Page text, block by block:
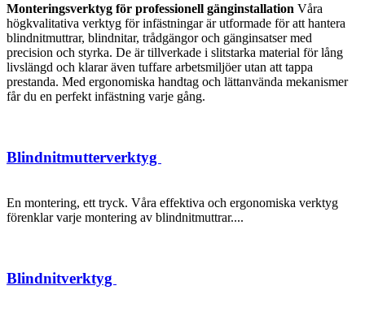
Monteringsverktyg för professionell gänginstallation Våra
högkvalitativa verktyg för infästningar är utformade för att hantera
blindnitmuttrar, blindnitar, trådgängor och gänginsatser med
precision och styrka. De är tillverkade i slitstarka material för lång
livslängd och klarar även tuffare arbetsmiljöer utan att tappa
prestanda. Med ergonomiska handtag och lättanvända mekanismer
får du en perfekt infästning varje gång.
Blindnitmutterverktyg
En montering, ett tryck. Våra effektiva och ergonomiska verktyg
förenklar varje montering av blindnitmuttrar....
Blindnitverktyg